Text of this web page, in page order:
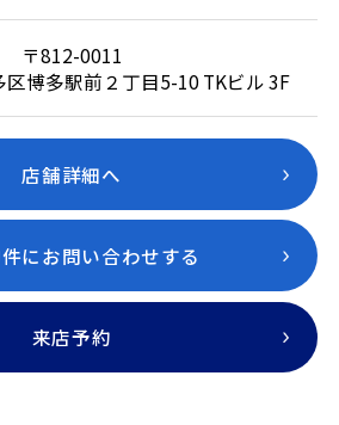
〒812-0011
博多駅前２丁目5-10 TKビル 3F
店舗詳細へ
にお問い合わせする
来店予約